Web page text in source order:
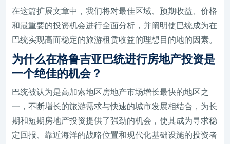
在这篇扩展文章中，我们将对最佳区域、预期收益、价格
和最重要的投资机会进行全面分析，并阐明使巴统成为在
巴统实现高而稳定的旅游租赁收益的理想目的地的因素。
为什么在格鲁吉亚巴统进行房地产投资是
一个绝佳的机会？
巴统被认为是高加索地区房地产市场增长最快的地区之
一，不断增长的旅游需求与快速的城市发展相结合，为长
期和短期房地产投资提供了强劲的机会，使其成为寻求稳
定回报、靠近海洋的战略位置和现代化基础设施的投资者